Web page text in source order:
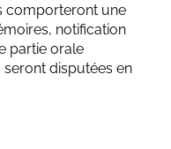
comporteront une
notification
partie orale
seront disputées en